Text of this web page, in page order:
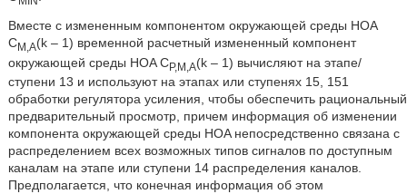
Вместе с измененным компонентом окружающей среды HOA
CM,A(k – 1) временной расчетный измененный компонент
окружающей среды HOA CP,M,A(k – 1) вычисляют на этапе/
ступени 13 и используют на этапах или ступенях 15, 151
обработки регулятора усиления, чтобы обеспечить рациональный
предварительный просмотр, причем информация об изменении
компонента окружающей среды HOA непосредственно связана с
распределением всех возможных типов сигналов по доступным
каналам на этапе или ступени 14 распределения каналов.
Предполагается, что конечная информация об этом